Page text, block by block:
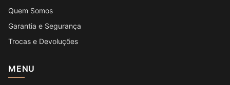
Quem Somos
Garantia e Segurança
Trocas e Devoluções
MENU